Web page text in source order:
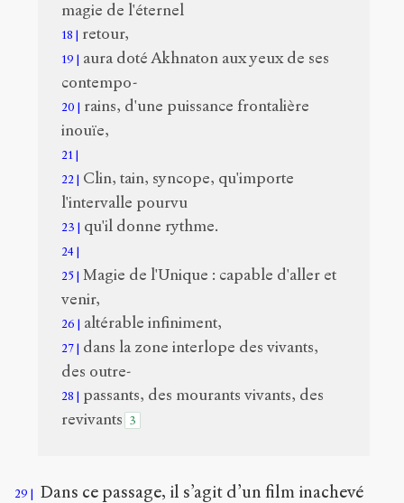
magie de l'éternel
18 retour,
19
aura doté Akhnaton aux yeux de ses
contempo-
20
rains, d'une puissance frontalière
inouïe,
21
22
Clin, tain, syncope, qu'importe
l'intervalle pourvu
23 qu'il donne rythme.
24
25
Magie de l'Unique : capable d'aller et
venir,
26 altérable infiniment,
27
dans la zone interlope des vivants,
des outre-
28
passants, des mourants vivants, des
revivants 3
29
Dans ce passage, il s’agit d’un film inachevé